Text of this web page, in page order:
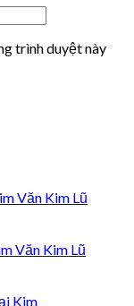
trình duyệt này
Văn Kim Lũ
Văn Kim Lũ
Kim